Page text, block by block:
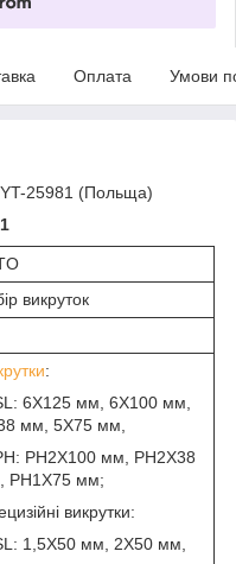
Оплата Умови
YT-25981 (Польща)
викруток
:
6X125 мм, 6X100 мм,
мм, 5X75 мм,
PH2X100 мм, PH2X38
PH1X75 мм;
викрутки:
1,5X50 мм, 2X50 мм,